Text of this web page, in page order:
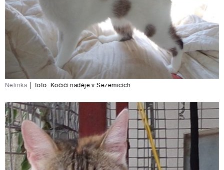
Nelinka foto: Kočičí naděje v Sezemicích